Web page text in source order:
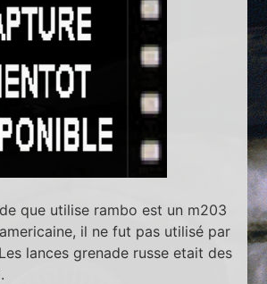
que utilise rambo est un m203
il ne fut pas utilisé par
lances grenade russe etait des